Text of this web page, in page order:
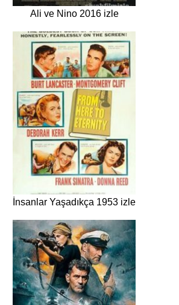
Ali ve Nino 2016 izle
İnsanlar Yaşadıkça 1953 izle